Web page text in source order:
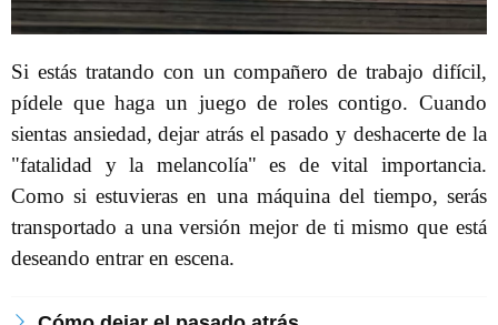
Si estás tratando con un compañero de trabajo difícil,
pídele que haga un juego de roles contigo. Cuando
sientas ansiedad, dejar atrás el pasado y deshacerte de la
"fatalidad y la melancolía" es de vital importancia.
Como si estuvieras en una máquina del tiempo, serás
transportado a una versión mejor de ti mismo que está
deseando entrar en escena.